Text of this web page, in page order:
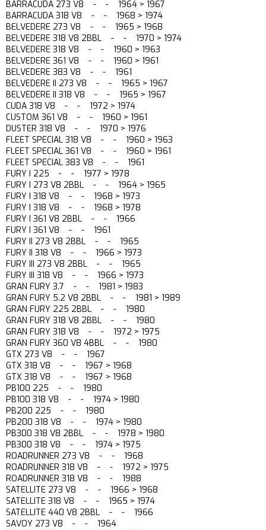
BARRACUDA 273 V8 - - 1964 > 1967
BARRACUDA 318 V8 - - 1968 > 1974
BELVEDERE 273 V8 - - 1965 > 1968
BELVEDERE 318 V8 2BBL - - 1970 > 1974
BELVEDERE 318 V8 - - 1960 > 1963
BELVEDERE 361 V8 - - 1960 > 1961
BELVEDERE 383 V8 - - 1961
BELVEDERE II 273 V8 - - 1965 > 1967
BELVEDERE II 318 V8 - - 1965 > 1967
CUDA 318 V8 - - 1972 > 1974
CUSTOM 361 V8 - - 1960 > 1961
DUSTER 318 V8 - - 1970 > 1976
FLEET SPECIAL 318 V8 - - 1960 > 1963
FLEET SPECIAL 361 V8 - - 1960 > 1961
FLEET SPECIAL 383 V8 - - 1961
FURY I 225 - - 1977 > 1978
FURY I 273 V8 2BBL - - 1964 > 1965
FURY I 318 V8 - - 1968 > 1973
FURY I 318 V8 - - 1968 > 1978
FURY I 361 V8 2BBL - - 1966
FURY I 361 V8 - - 1961
FURY II 273 V8 2BBL - - 1965
FURY II 318 V8 - - 1966 > 1973
FURY III 273 V8 2BBL - - 1965
FURY III 318 V8 - - 1966 > 1973
GRAN FURY 3.7 - - 1981 > 1983
GRAN FURY 5.2 V8 2BBL - - 1981 > 1989
GRAN FURY 225 2BBL - - 1980
GRAN FURY 318 V8 2BBL - - 1980
GRAN FURY 318 V8 - - 1972 > 1975
GRAN FURY 360 V8 4BBL - - 1980
GTX 273 V8 - - 1967
GTX 318 V8 - - 1967 > 1968
GTX 318 V8 - - 1967 > 1968
PB100 225 - - 1980
PB100 318 V8 - - 1974 > 1980
PB200 225 - - 1980
PB200 318 V8 - - 1974 > 1980
PB300 318 V8 2BBL - - 1978 > 1980
PB300 318 V8 - - 1974 > 1975
ROADRUNNER 273 V8 - - 1968
ROADRUNNER 318 V8 - - 1972 > 1975
ROADRUNNER 318 V8 - - 1988
SATELLITE 273 V8 - - 1966 > 1968
SATELLITE 318 V8 - - 1965 > 1974
SATELLITE 440 V8 2BBL - - 1966
SAVOY 273 V8 - - 1964